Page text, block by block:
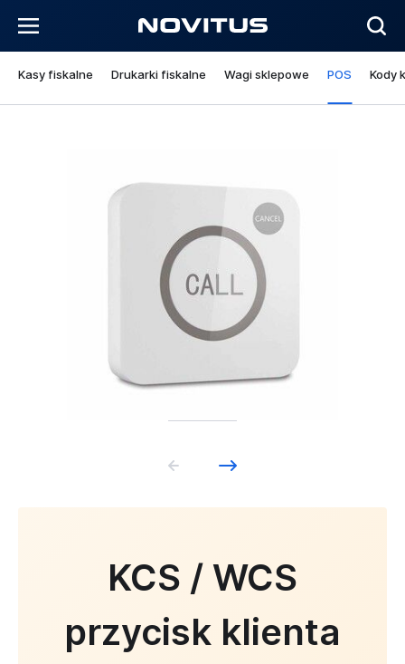
Kasy fiskalne Drukarki fiskalne Wagi sklepowe POS Kody
KCS / WCS
przycisk klienta